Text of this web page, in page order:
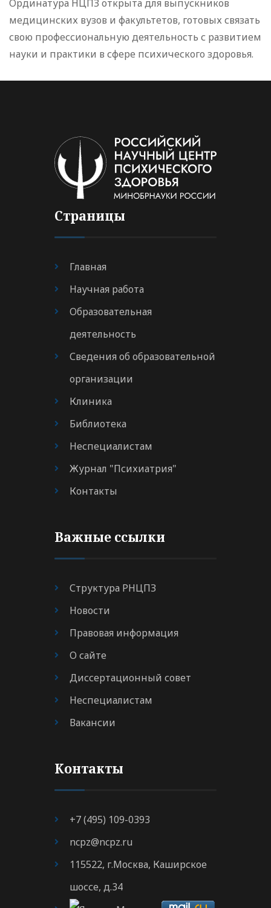
Ординатура НЦПЗ открыта для выпускников
медицинских вузов и факультетов, готовых связать
свою профессиональную деятельность с развитием
науки и практики в сфере психического здоровья.
Страницы
Главная
Научная работа
Образовательная
деятельность
Сведения об образовательной
организации
Клиника
Библиотека
Неспециалистам
Журнал "Психиатрия"
Контакты
Важные ссылки
Структура РНЦПЗ
Новости
Правовая информация
О сайте
Диссертационный совет
Неспециалистам
Вакансии
Контакты
+7 (495) 109-0393
ncpz@ncpz.ru
115522, г.Москва, Каширское
шоссе, д.34